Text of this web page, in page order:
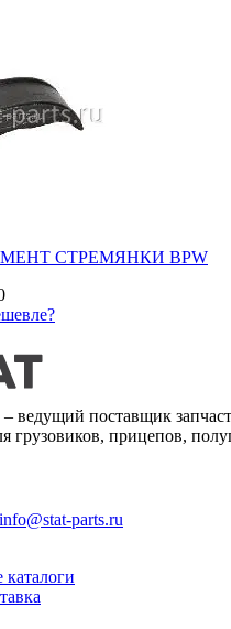
СТРЕМЯНКИ BPW
ведущий поставщик
грузовиков, прицепов,
info@stat-parts.ru